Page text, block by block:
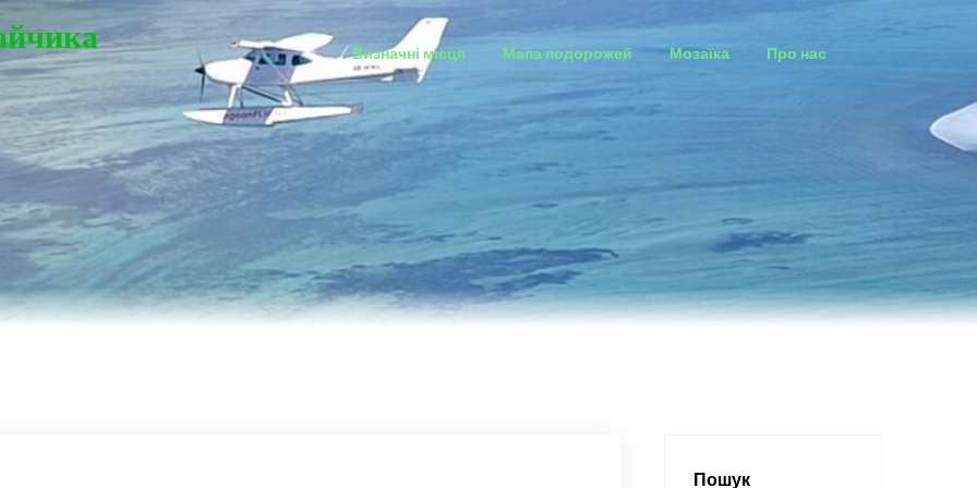
Визначні місця Мапа подорожей Мозаїка Про нас
Пошук